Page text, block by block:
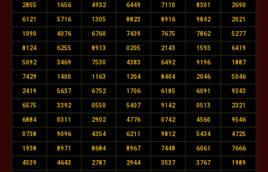
2855 1656 4932 6449 7110 8301 2690
6121 5716 1305 8823 8916 9842 2021
1090 4076 6760 7439 7675 7862 5277
8124 6255 8913 0205 2143 1593 6419
5092 3469 7530 4383 6492 9196 1887
7429 1400 1163 1204 8404 2046 5046
2419 5637 6752 1706 6185 6091 9343
6575 3392 0550 5407 9142 0513 2321
6884 0311 2902 4776 0742 4560 9546
0738 9096 4354 6211 9812 5434 4725
1938 8971 8684 8967 7448 6061 7666
4539 4643 2787 2944 3537 3767 1989